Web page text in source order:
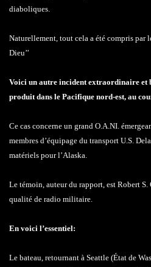
diaboliques.
Naturellement, tout cela a été compris par
Dieu’’
Voici un autre incident extraordinaire et
produit dans le Pacifique nord-est, au
Ce cas concerne un grand O.A.NI.
membres d’équipage du transport U.S.
matériels pour l’Alaska.
Le témoin, auteur du rapport, est Robert
qualité de radio militaire.
En voici l’essentiel:
Le bateau, retournant à Seattle (État de